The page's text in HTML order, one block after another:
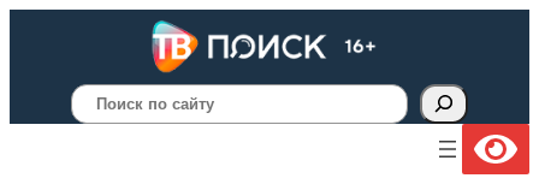
Поиск